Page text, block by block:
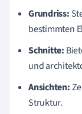
Grundriss:
bestimmten
Schnitte:
und
Ansichten:
Struktur.